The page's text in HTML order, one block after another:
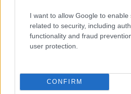
I want to allow Google to enable
related to security, including
functionality and fraud
user protection.
CONFIRM
Telenor karácsonyi akció
13 ezer ügyfél megszabadul a
Mi alapján választasz új telefont?
A Telenorosok is mobilneten